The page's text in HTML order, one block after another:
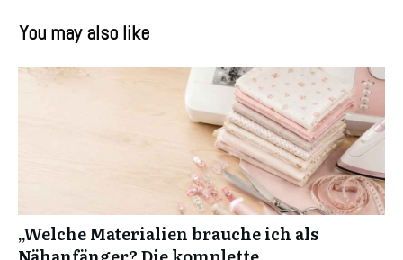
You may also like
„Welche Materialien brauche ich als